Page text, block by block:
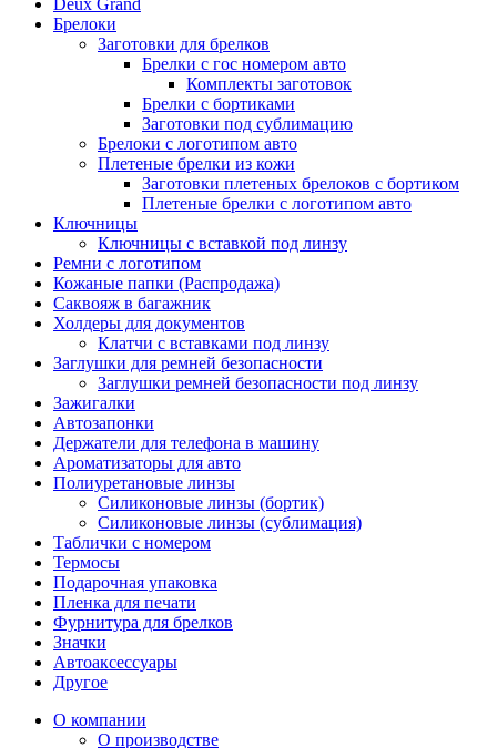
Deux Grand
Брелоки
Заготовки для брелков
Брелки с гос номером авто
Комплекты заготовок
Брелки с бортиками
Заготовки под сублимацию
Брелоки с логотипом авто
Плетеные брелки из кожи
Заготовки плетеных брелоков с бортиком
Плетеные брелки с логотипом авто
Ключницы
Ключницы с вставкой под линзу
Ремни с логотипом
Кожаные папки (Распродажа)
Саквояж в багажник
Холдеры для документов
Клатчи с вставками под линзу
Заглушки для ремней безопасности
Заглушки ремней безопасности под линзу
Зажигалки
Автозапонки
Держатели для телефона в машину
Ароматизаторы для авто
Полиуретановые линзы
Силиконовые линзы (бортик)
Силиконовые линзы (сублимация)
Таблички с номером
Термосы
Подарочная упаковка
Пленка для печати
Фурнитура для брелков
Значки
Автоаксессуары
Другое
О компании
О производстве